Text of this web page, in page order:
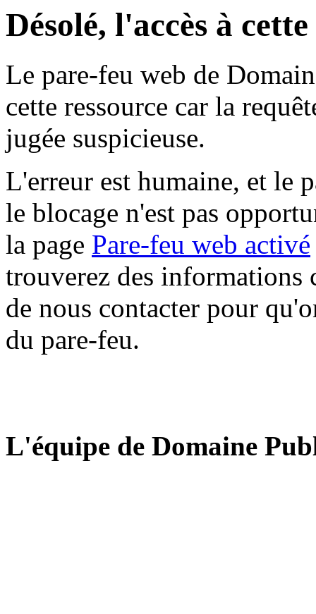
Désolé, l'accès à
Le pare-feu web de
cette ressource car la
jugée suspicieuse.
L'erreur est humaine, et le
le blocage n'est pas
la page Pare-feu web activé
trouverez des informations
de nous contacter pour
du pare-feu.
L'équipe de Domaine